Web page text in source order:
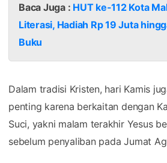
Baca Juga : HUT ke-112 Kota
Literasi, Hadiah Rp 19 Juta
Buku
Dalam tradisi Kristen, hari Kamis
penting karena berkaitan dengan
Suci, yakni malam terakhir Yesus
sebelum penyaliban pada Jumat